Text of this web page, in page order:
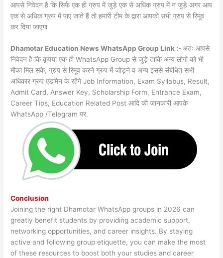
आपसे निवेदन है कि सिर्फ एक ही ग्रुप में जुड़े एक से अधिक ग्रुप में न जुड़े अगर आप
एक से अधिक ग्रुप में पाए जाते हैं तो हमारी टीम के द्वारा आपको सभी ग्रुप से रिमूव
कर दिया जाएगा
Dhamotar Education News WhatsApp Group Link :-अतः आपसे
निवेदन है कि कृपया एक ही WhatsApp Group से जुड़े ताकि अन्य लोगों को भी
मौका मिल सके, ग्रुप से रिमूव करने ग्रुप में जोड़ने व अन्य इससे संबंधित सभी
अधिकार ग्रुप एडमिन के रहेंगे Job Information, Exam Syllabus, Result,
Admit Card, Answer Key, Scholarship Form, Entrance Exam,
Career Tips, Education Related Post आदि की जानकारी आपके
WhatsApp /Telegram पर.
Conclusion
Joining the right Dhamotar WhatsApp groups in 2026 can
greatly benefit students by providing academic support,
networking opportunities, and career insights. By staying
active and following group etiquette, you can make the most
of these resources to boost both your studies and career